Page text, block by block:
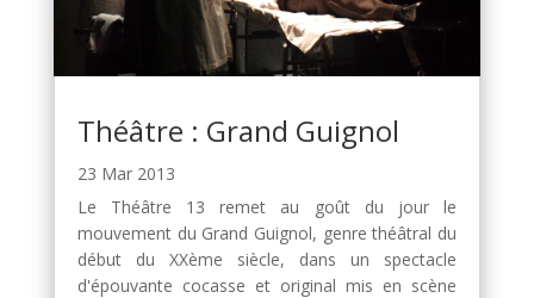
Théâtre : Grand Guignol
23 Mar 2013
Le Théâtre 13 remet au goût du jour le
mouvement du Grand Guignol, genre théâtral du
début du XXème siècle, dans un spectacle
d'épouvante cocasse et original mis en scène